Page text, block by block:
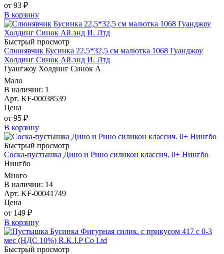
от 93 ₽
В корзину
Быстрый просмотр
Слюнявчик Бусинка 22,5*32,5 см малютка 1068 Гуанджоу
Холдинг Синок Ай.энд И. Лтд
Гуангжоу Холдинг Синок А
Мало
В наличии: 1
Арт. KF-00038539
Цена
от 95 ₽
В корзину
Быстрый просмотр
Соска-пустышка Дино и Рино силикон классич. 0+ Нингбо
Нингбо
Много
В наличии: 14
Арт. KF-00041749
Цена
от 149 ₽
В корзину
Быстрый просмотр